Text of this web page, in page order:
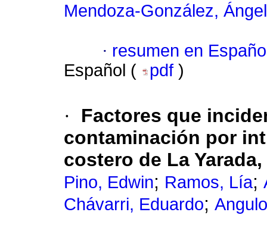
Mendoza-González, Ángel
· resumen en
Español (
pdf )
·
Factores que
contaminación por
costero de La
Pino, Edwin; Ramos, Lía;
Chávarri, Eduardo;